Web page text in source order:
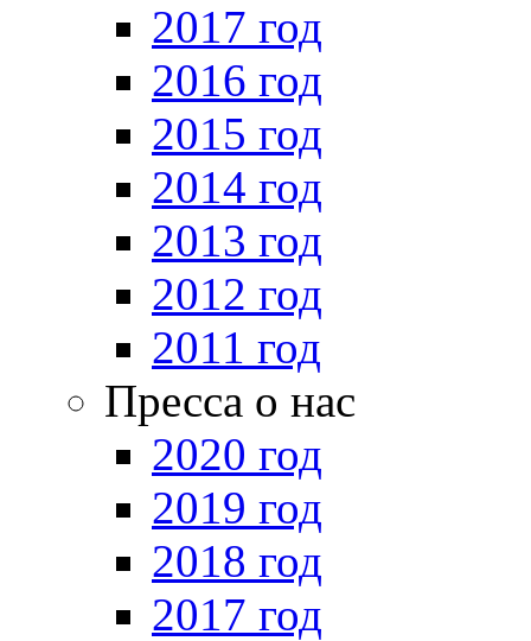
2017 год
2016 год
2015 год
2014 год
2013 год
2012 год
2011 год
Пресса о нас
2020 год
2019 год
2018 год
2017 год